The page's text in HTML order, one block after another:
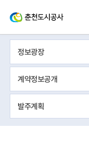
정보광장
계약정보공개
발주계획